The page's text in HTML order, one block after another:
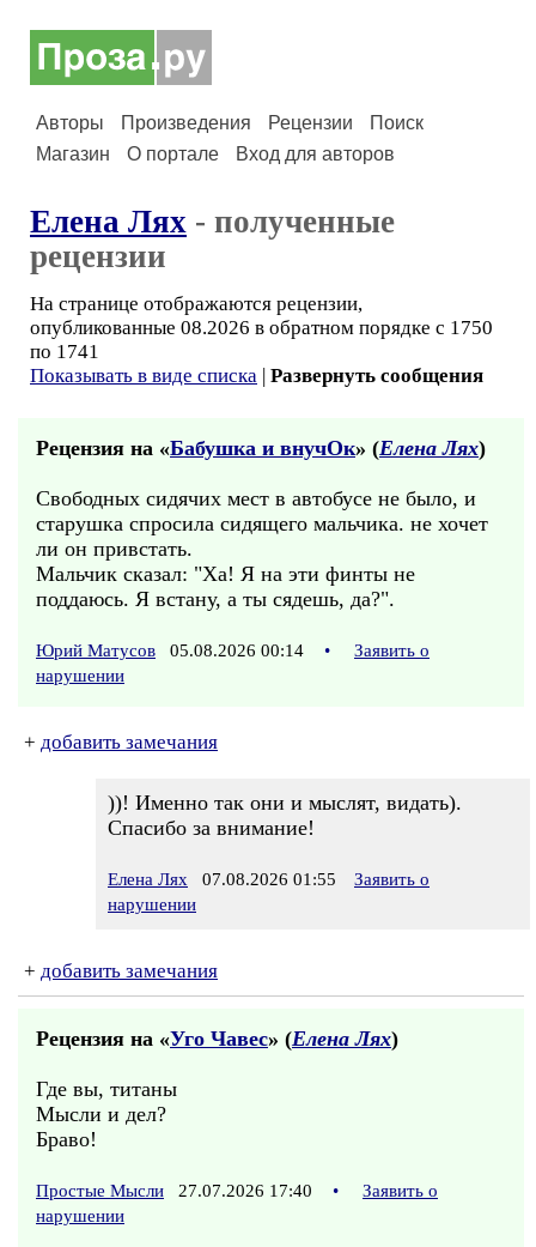
Авторы Произведения Рецензии
Поиск
Магазин
О портале Вход для авторов
Елена Лях - полученные
рецензии
На странице отображаются рецензии,
опубликованные 08.2026 в обратном порядке с 1750
по 1741
Показывать в виде списка | Развернуть сообщения
Рецензия на «Бабушка и внучОк» (Елена Лях)
Свободных сидячих мест в автобусе не было, и
старушка спросила сидящего мальчика. не хочет
ли он привстать.
Мальчик сказал: "Ха! Я на эти финты не
поддаюсь. Я встану, а ты сядешь, да?".
Юрий Матусов 05.08.2026 00:14 •
Заявить о
нарушении
+ добавить замечания
))! Именно так они и мыслят, видать).
Спасибо за внимание!
Елена Лях 07.08.2026 01:55
Заявить о
нарушении
+ добавить замечания
Рецензия на «Уго Чавес» (Елена Лях)
Где вы, титаны
Мысли и дел?
Браво!
Простые Мысли 27.07.2026 17:40 •
Заявить о
нарушении